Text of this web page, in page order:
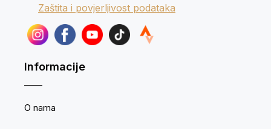
Zaštita i povjerljivost podataka
Informacije
O nama